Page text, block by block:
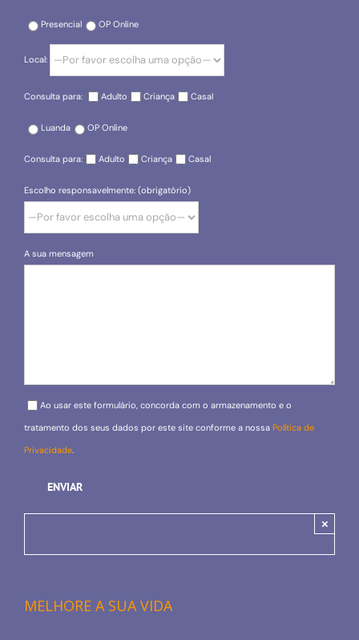
Presencial OP Online
Local:
Consulta para: Adulto Criança Casal
Luanda OP Online
Consulta para: Adulto Criança Casal
Escolho responsavelmente: (obrigatório)
A sua mensagem
Please leave this field empty.
Ao usar este formulário, concorda com o armazenamento e o
tratamento dos seus dados por este site conforme a nossa Política de
Privacidade
×
MELHORE A SUA VIDA